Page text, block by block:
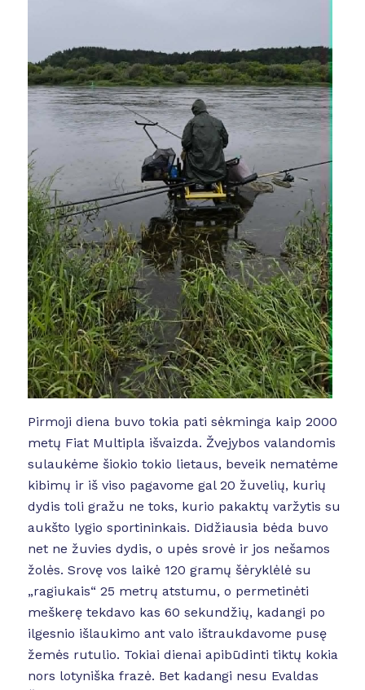
Pirmoji diena buvo tokia pati sėkminga kaip 2000
metų Fiat Multipla išvaizda. Žvejybos valandomis
sulaukėme šiokio tokio lietaus, beveik nematėme
kibimų ir iš viso pagavome gal 20 žuvelių, kurių
dydis toli gražu ne toks, kurio pakaktų varžytis su
aukšto lygio sportininkais. Didžiausia bėda buvo
net ne žuvies dydis, o upės srovė ir jos nešamos
žolės. Srovę vos laikė 120 gramų šėryklėlė su
„ragiukais“ 25 metrų atstumu, o permetinėti
meškerę tekdavo kas 60 sekundžių, kadangi po
ilgesnio išlaukimo ant valo ištraukdavome pusę
žemės rutulio. Tokiai dienai apibūdinti tiktų kokia
nors lotyniška frazė. Bet kadangi nesu Evaldas